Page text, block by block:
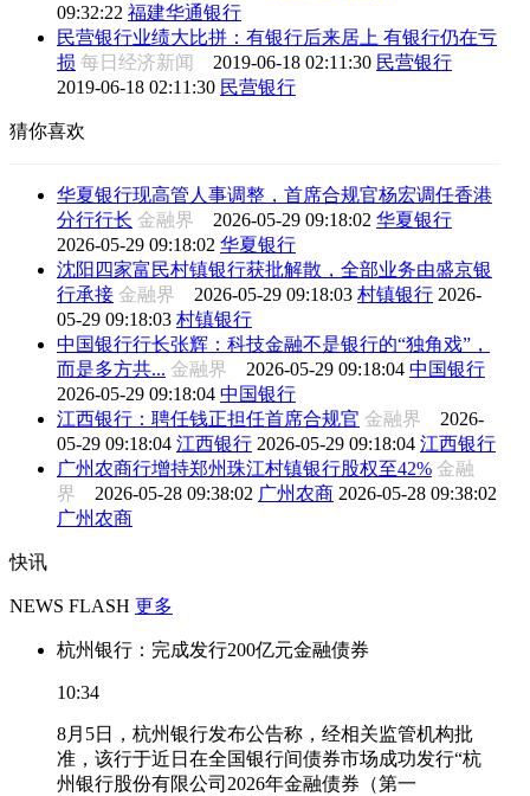
09:32:22 福建华通银行
民营银行业绩大比拼：有银行后来居上 有银行仍在亏
损 每日经济新闻 2019-06-18 02:11:30 民营银行
2019-06-18 02:11:30 民营银行
猜你喜欢
华夏银行现高管人事调整，首席合规官杨宏调任香港
分行行长 金融界 2026-05-29 09:18:02 华夏银行
2026-05-29 09:18:02 华夏银行
沈阳四家富民村镇银行获批解散，全部业务由盛京银
行承接 金融界 2026-05-29 09:18:03 村镇银行 2026-
05-29 09:18:03 村镇银行
中国银行行长张辉：科技金融不是银行的“独角戏”，
而是多方共... 金融界 2026-05-29 09:18:04 中国银行
2026-05-29 09:18:04 中国银行
江西银行：聘任钱正担任首席合规官 金融界 2026-
05-29 09:18:04 江西银行 2026-05-29 09:18:04 江西银行
广州农商行增持郑州珠江村镇银行股权至42% 金融
界 2026-05-28 09:38:02 广州农商 2026-05-28 09:38:02
广州农商
快讯
NEWS FLASH 更多
杭州银行：完成发行200亿元金融债券
10:34
8月5日，杭州银行发布公告称，经相关监管机构批
准，该行于近日在全国银行间债券市场成功发行“杭
州银行股份有限公司2026年金融债券（第一